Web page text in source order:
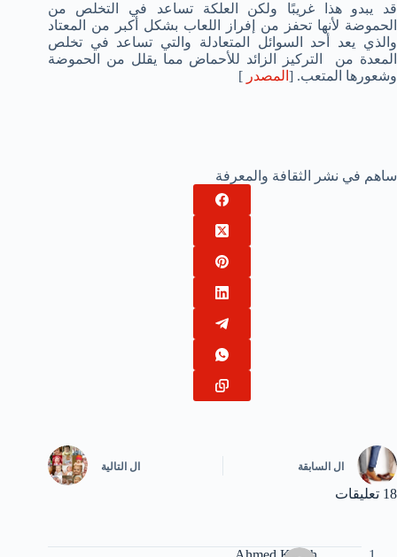
قد يبدو هذا غريبًا ولكن العلكة تساعد في التخلص من
الحموضة لأنها تحفز من إفراز اللعاب بشكل أكبر من المعتاد
والذي يعد أحد السوائل المتعادلة والتي تساعد في تخلص
المعدة من التركيز الزائد للأحماض مما يقلل من الحموضة
وشعورها المتعب. [ المصدر ]
ساهم في نشر الثقافة والمعرفة
ال السابقة ال التالية
18 تعليقات